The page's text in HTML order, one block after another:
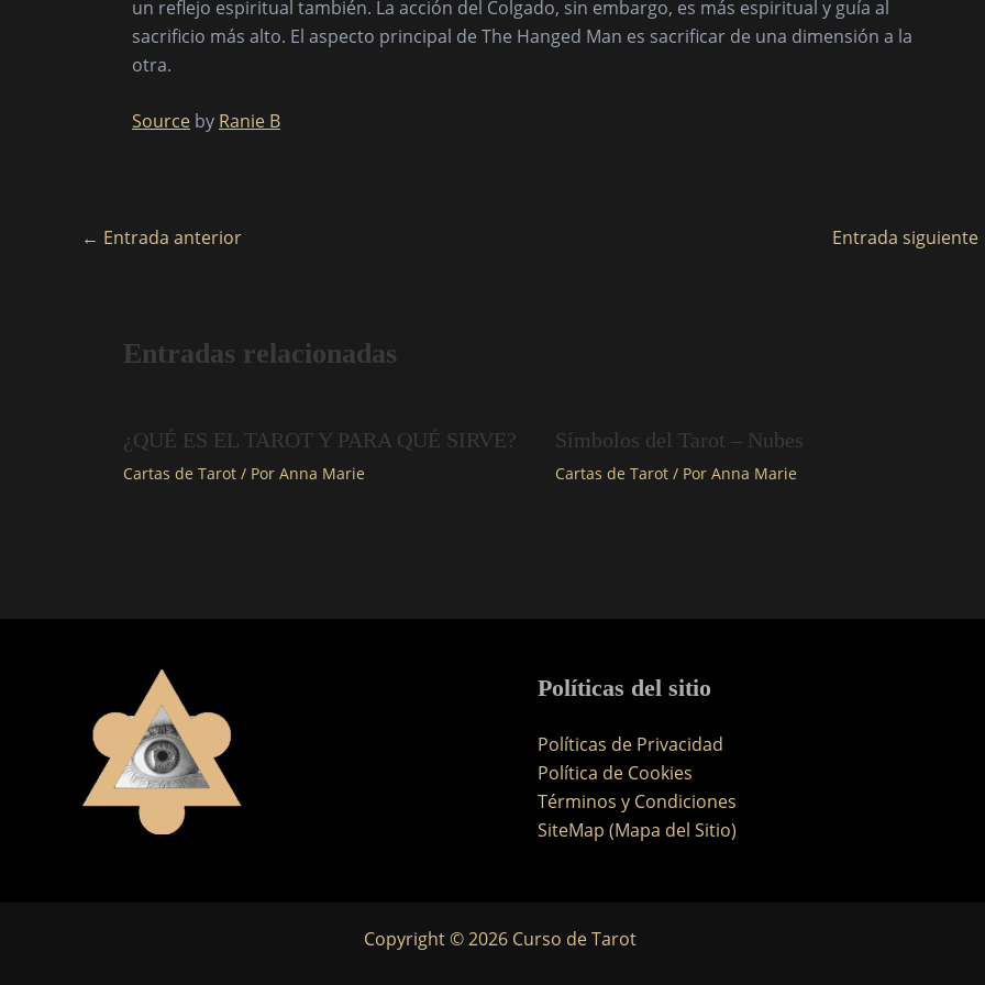
un reflejo espiritual también. La acción del Colgado, sin embargo, es más espiritual y guía al
sacrificio más alto. El aspecto principal de The Hanged Man es sacrificar de una dimensión a la
otra.
Source by Ranie B
← Entrada anterior Entrada siguiente
Entradas relacionadas
¿QUÉ ES EL TAROT Y PARA QUÉ SIRVE?
Cartas de Tarot / Por Anna Marie
Símbolos del Tarot – Nubes
Cartas de Tarot/ Por Anna Marie
Políticas del sitio
Políticas de Privacidad
Política de Cookies
Términos y Condiciones
SiteMap (Mapa del Sitio)
Copyright © 2026 Curso de Tarot